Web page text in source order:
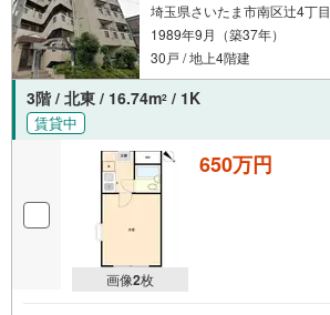
埼玉県さいたま市南区辻4丁目
1989年9月（築37年）
30戸 / 地上4階建
3階 / 北東 / 16.74m2 / 1K
賃貸中
画像2枚
650万円